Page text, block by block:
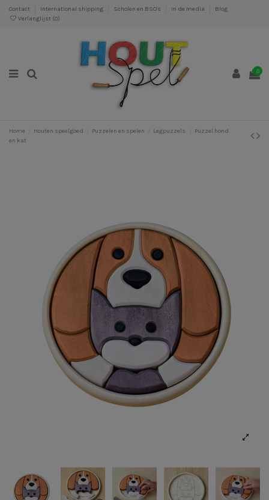
Contact International shipping Scholen en BSO's In de media
Blog
Verlanglijst (0)
0
Home Houten speelgoed Puzzelen en spelen Legpuzzels
Puzzel hond
en kat